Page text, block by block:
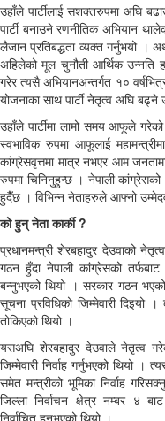
उहाँले पार्टीलाई सशक्तरुपमा अघि
पार्टी बनाउने रणनीतिक अभियान
लैजान प्रतिबद्धता व्यक्त गर्नुभयो ।
अहिलेको मूल चुनौती आर्थिक उन्नति
गरेर त्यसै अभियानअन्तर्गत १०
योजनाका साथ पार्टी नेतृत्व अघि
उहाँले पार्टीमा लामो समय आफूले
स्वभाविक रुपमा आफूलाई
कांग्रेसवृत्तमा मात्र नभएर आम
रुपमा चिनिनुहुन्छ । नेपाली
हुदैँछ । विभिन्न नेताहरुले आफ्नो
को हुन् नेता कार्की ?
प्रधानमन्त्री शेरबहादुर देउवाको
गठन हुँदा नेपाली कांग्रेसको तर्फबाट
बन्नुभएको थियो । सरकार गठन
सूचना प्रविधिको जिम्मेवारी दिइयो
तोकिएको थियो ।
यसअघि शेरबहादुर देउवाले नेतृत्व
जिम्मेवारी निर्वाह गर्नुभएको थियो
समेत मन्त्रीको भूमिका निर्वाह
जिल्ला निर्वाचन क्षेत्र नम्बर ४
निर्वाचित हुनुभएको थियो ।